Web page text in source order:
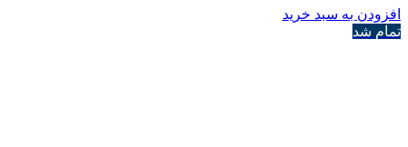
افزودن به سبد خرید
تمام شد